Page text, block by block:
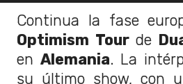
Continua la fase
Optimism Tourde
en Alemania. La
su último show, con